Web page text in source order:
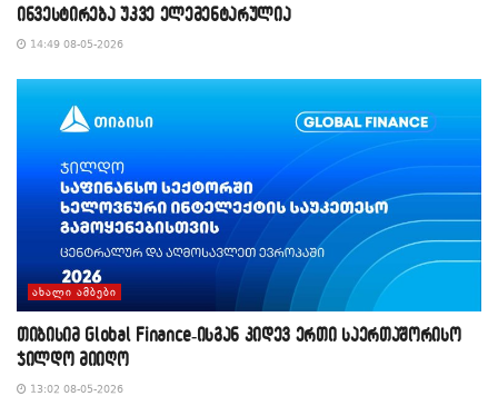
ინვესტირება უკვე ელემენტარულია
14:49 08-05-2026
ᲐᲮᲐᲚᲘ ᲐᲛᲑᲔᲑᲘ
თიბისიმ Global Finance-ისგან კიდევ ერთი საერთაშორისო
ჯილდო მიიღო
13:02 08-05-2026